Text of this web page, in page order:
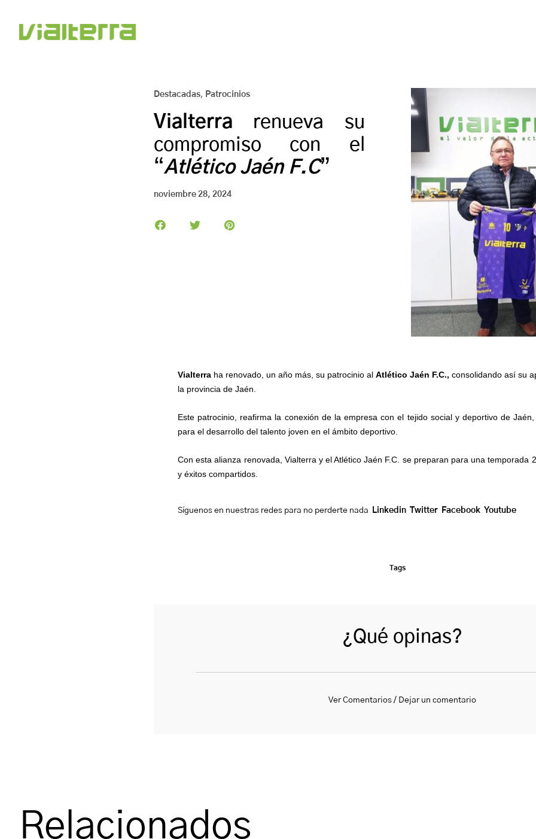
Destacadas, Patrocinios
Vialterra renueva su
compromiso con el
“Atlético Jaén F.C”
noviembre 28, 2024
Vialterra ha renovado, un año más, su patrocinio al Atlético Jaén F.C., consolidando así su
la provincia de Jaén.
Este patrocinio, reafirma la conexión de la empresa con el tejido social y deportivo de
para el desarrollo del talento joven en el ámbito deportivo.
Con esta alianza renovada, Vialterra y el Atlético Jaén F.C. se preparan para una temporada
y éxitos compartidos.
Síguenos en nuestras redes para no perderte nada Linkedin Twitter Facebook Youtube
Tags
¿Qué opinas?
Ver Comentarios / Dejar un comentario
Relacionados